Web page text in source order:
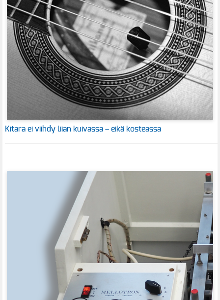
Kitara ei viihdy liian kuivassa – eikä kosteassa